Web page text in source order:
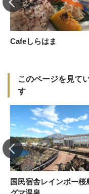
Cafeしらはま
このページを見て
す
国民宿舎レインボー桜